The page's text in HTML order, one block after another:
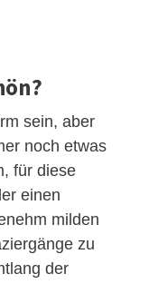
sein, aber
noch etwas
für diese
einen
milden
zu
der